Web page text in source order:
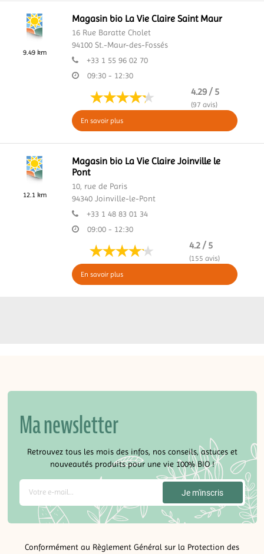
9.49 km
Magasin bio La Vie Claire Saint Maur
16 Rue Baratte Cholet
94100 St.-Maur-des-Fossés
+33 1 55 96 02 70
09:30 - 12:30
4.29 / 5
(97 avis)
En savoir plus
12.1 km
Magasin bio La Vie Claire Joinville le
Pont
10, rue de Paris
94340 Joinville-le-Pont
+33 1 48 83 01 34
09:00 - 12:30
4.2 / 5
(155 avis)
En savoir plus
Ma newsletter
Retrouvez tous les mois des infos, nos conseils, astuces et
nouveautés produits pour une vie 100% BIO !
Conformément au Règlement Général sur la Protection des